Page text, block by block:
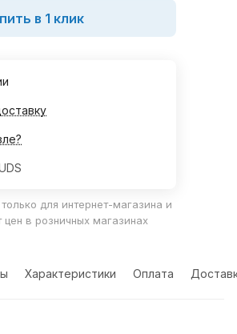
в 1 клик
для интернет-магазина и
цен в розничных магазинах
Характеристики Оплата